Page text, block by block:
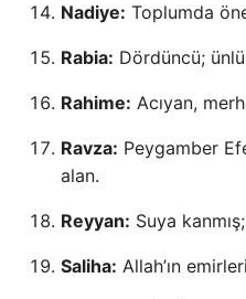
Nadiye: Toplumda
Rabia: Dördüncü;
Rahime: Acıyan,
Ravza: Peygamber
alan.
Reyyan: Suya
Saliha: Allah’ın